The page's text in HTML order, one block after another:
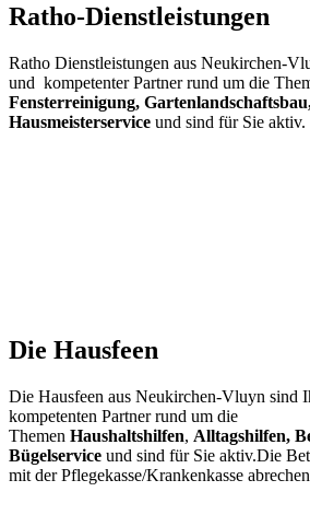
Ratho-Dienstleistungen
Ratho Dienstleistungen aus Neukirchen-
und kompetenter Partner rund um die
Fensterreinigung,
Hausmeisterservice und sind für Sie aktiv.
Die Hausfeen
Die Hausfeen aus Neukirchen-Vluyn sind
kompetenten Partner rund um die
Themen Haushaltshilfen, Alltagshilfen,
Bügelservice und sind für Sie aktiv.Die
mit der Pflegekasse/Krankenkasse